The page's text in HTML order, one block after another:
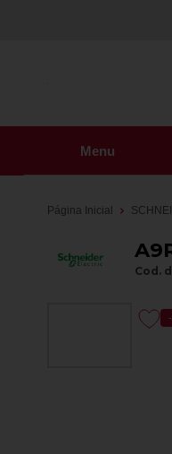
Menu
Página Inicial
Cod.